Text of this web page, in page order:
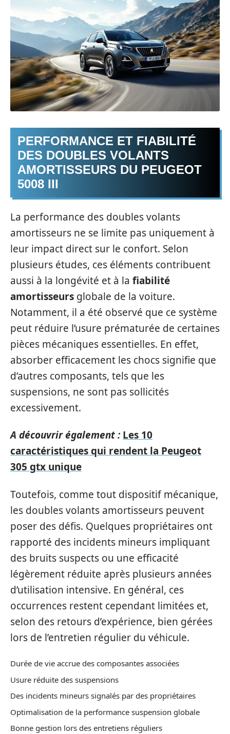
PERFORMANCE ET FIABILITÉ
DES DOUBLES VOLANTS
AMORTISSEURS DU PEUGEOT
5008 III
La performance des doubles volants
amortisseurs ne se limite pas uniquement à
leur impact direct sur le confort. Selon
plusieurs études, ces éléments contribuent
aussi à la longévité et à la fiabilité
amortisseurs globale de la voiture.
Notamment, il a été observé que ce système
peut réduire l’usure prématurée de certaines
pièces mécaniques essentielles. En effet,
absorber efficacement les chocs signifie que
d’autres composants, tels que les
suspensions, ne sont pas sollicités
excessivement.
A découvrir également : Les 10
caractéristiques qui rendent la Peugeot
305 gtx unique
Toutefois, comme tout dispositif mécanique,
les doubles volants amortisseurs peuvent
poser des défis. Quelques propriétaires ont
rapporté des incidents mineurs impliquant
des bruits suspects ou une efficacité
légèrement réduite après plusieurs années
d’utilisation intensive. En général, ces
occurrences restent cependant limitées et,
selon des retours d’expérience, bien gérées
lors de l’entretien régulier du véhicule.
Durée de vie accrue des composantes associées
Usure réduite des suspensions
Des incidents mineurs signalés par des propriétaires
Optimalisation de la performance suspension globale
Bonne gestion lors des entretiens réguliers